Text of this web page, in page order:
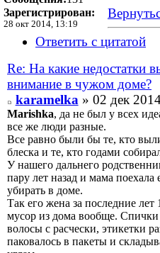
Зарегистрирован:
28 окт 2014, 13:19
Ответить с цитатой
Re: На какие недостатки
внимание в чужом доме?
karamelka » 02 дек
Marishka, да не был у всех
все же люди разные.
Все равно были бы те, кто
блеска и те, кто годами
У нашего дальнего
пару лет назад и мама поехала
убирать в доме.
Так его жена за последние лет
мусор из дома вообще.
волосы с расчески, этикетки
паковалось в пакеты и